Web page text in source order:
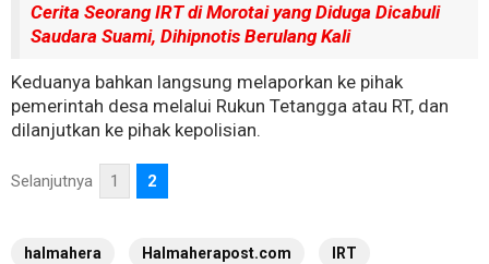
Cerita Seorang IRT di Morotai yang Diduga Dicabuli
Saudara Suami, Dihipnotis Berulang Kali
Keduanya bahkan langsung melaporkan ke pihak
pemerintah desa melalui Rukun Tetangga atau RT, dan
dilanjutkan ke pihak kepolisian.
Selanjutnya 1 2
halmahera Halmaherapost.com IRT